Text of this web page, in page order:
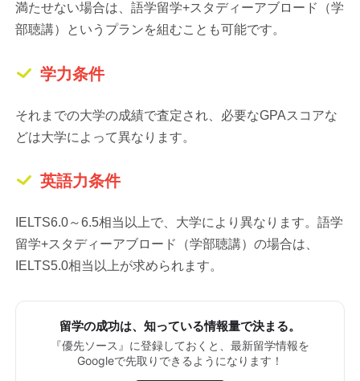
満たせない場合は、語学留学+スタディーアブロード（学
部聴講）というプランを組むことも可能です。
学力条件
それまでの大学の成績で査定され、必要なGPAスコアな
どは大学によって異なります。
英語力条件
IELTS6.0～6.5相当以上で、大学により異なります。語学
留学+スタディーアブロード（学部聴講）の場合は、
IELTS5.0相当以上が求められます。
留学の成功は、知っている情報量で決まる。
『優先ソース』に登録しておくと、最新留学情報を
Googleで先取りできるようになります！